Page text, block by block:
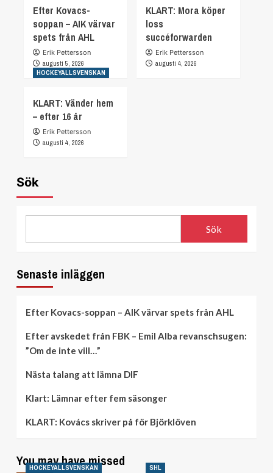
Efter Kovacs-
soppan – AIK värvar
spets från AHL
Erik Pettersson
augusti 5, 2026
KLART: Mora köper
loss
succéforwarden
Erik Pettersson
augusti 4, 2026
HOCKEYALLSVENSKAN
KLART: Vänder hem
– efter 16 år
Erik Pettersson
augusti 4, 2026
Sök
Sök
Senaste inläggen
Efter Kovacs-soppan – AIK värvar spets från AHL
Efter avskedet från FBK – Emil Alba revanschsugen:
”Om de inte vill…”
Nästa talang att lämna DIF
Klart: Lämnar efter fem säsonger
KLART: Kovács skriver på för Björklöven
You may have missed
HOCKEYALLSVENSKAN SHL